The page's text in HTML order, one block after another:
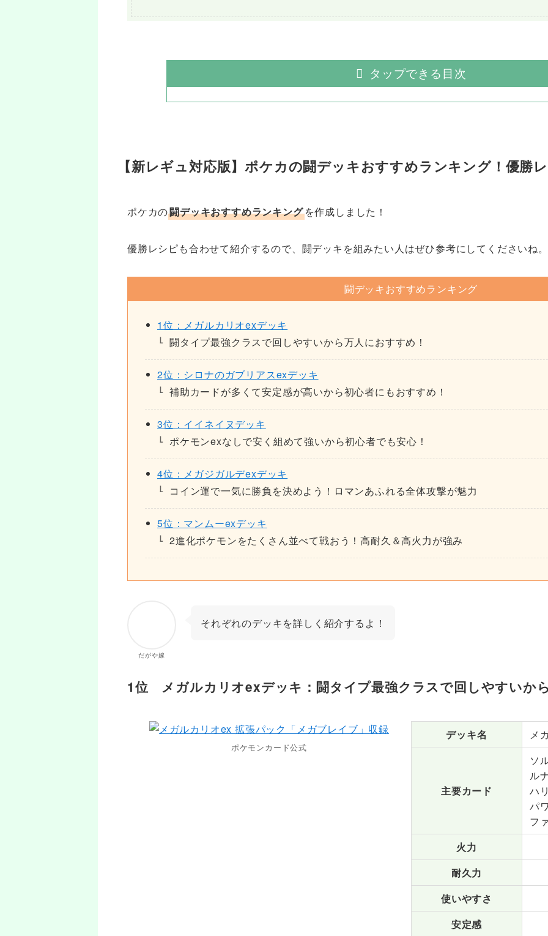
タップできる目次
【新レギュ対応版】ポケカの闘デッキおすすめランキング！優勝
ポケカの闘デッキおすすめランキングを作成しました！
優勝レシピも合わせて紹介するので、闘デッキを組みたい人はぜひ参考にしてくださいね。
闘デッキおすすめランキング
1位：メガルカリオexデッキ
闘タイプ最強クラスで回しやすいから万人におすすめ！
2位：シロナのガブリアスexデッキ
補助カードが多くて安定感が高いから初心者にもおすすめ！
3位：イイネイヌデッキ
ポケモンexなしで安く組めて強いから初心者でも安心！
4位：メガジガルデexデッキ
コイン運で一気に勝負を決めよう！ロマンあふれる全体攻撃が魅力
5位：マンムーexデッキ
2進化ポケモンをたくさん並べて戦おう！高耐久＆高火力が強み
だがや嫁
それぞれのデッキを詳しく紹介するよ！
1位 メガルカリオexデッキ：闘タイプ最強クラスで回しやすいか
ポケモンカード公式
デッキ名 メ
主要カード
ソ
ル
ハ
パ
フ
火力
耐久力
使いやすさ
安定感